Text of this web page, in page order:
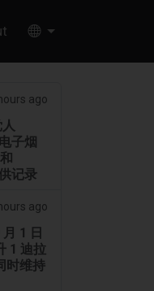
ago
子烟
记录
ago
1 日
1 迪拉
时维持